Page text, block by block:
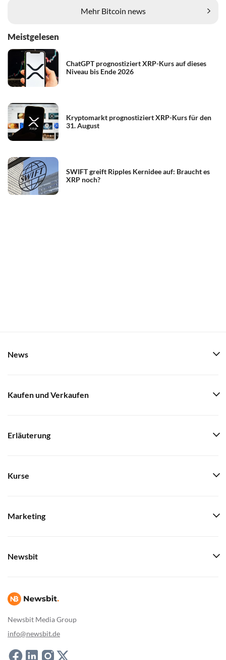
Mehr Bitcoin news
Meistgelesen
ChatGPT prognostiziert XRP-Kurs auf dieses
Niveau bis Ende 2026
Kryptomarkt prognostiziert XRP-Kurs für den
31. August
SWIFT greift Ripples Kernidee auf: Braucht es
XRP noch?
Newsbit Media Group
info@newsbit.de
News
Kaufen und Verkaufen
Erläuterung
Kurse
Marketing
Newsbit